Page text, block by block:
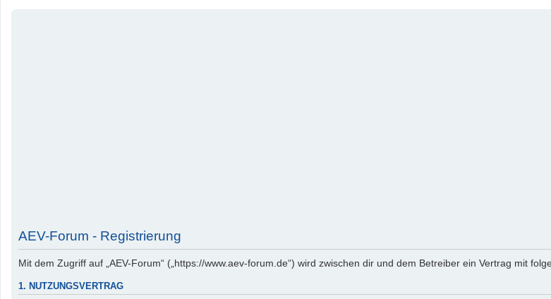
AEV-Forum - Registrierung
Mit dem Zugriff auf „AEV-Forum“ („https://www.aev-forum.de“) wird zwischen dir und dem Betreiber ein Vertrag mit
1. NUTZUNGSVERTRAG